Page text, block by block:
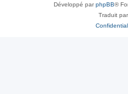
Développé parphpBB®
Traduit par